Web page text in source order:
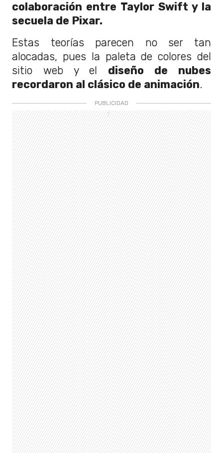
colaboración entre Taylor Swift y la
secuela de Pixar.
Estas teorías parecen no ser tan
alocadas, pues la paleta de colores del
sitio web y el diseño de nubes
recordaron al clásico de animación.